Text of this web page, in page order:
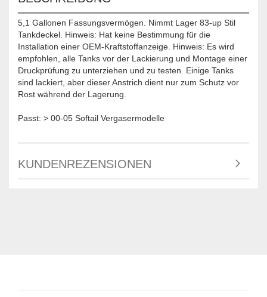
5,1 Gallonen Fassungsvermögen. Nimmt Lager 83-up Stil
Tankdeckel. Hinweis: Hat keine Bestimmung für die
Installation einer OEM-Kraftstoffanzeige. Hinweis: Es wird
empfohlen, alle Tanks vor der Lackierung und Montage einer
Druckprüfung zu unterziehen und zu testen. Einige Tanks
sind lackiert, aber dieser Anstrich dient nur zum Schutz vor
Rost während der Lagerung.
Passt: > 00-05 Softail Vergasermodelle
KUNDENREZENSIONEN